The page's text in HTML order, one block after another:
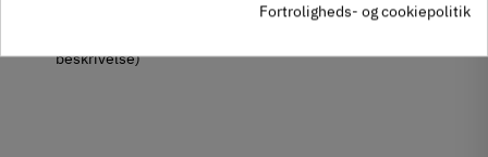
beskrivelse)
Fortroligheds- og cookiepolitik